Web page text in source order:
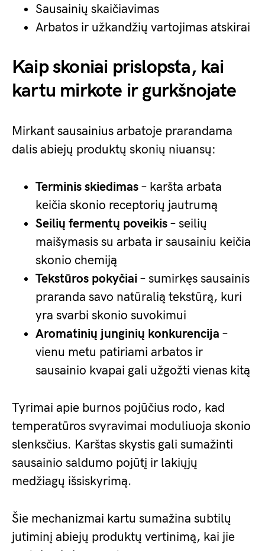
Sausainių skaičiavimas
Arbatos ir užkandžių vartojimas atskirai
Kaip skoniai prislopsta, kai
kartu mirkote ir gurkšnojate
Mirkant sausainius arbatoje prarandama
dalis abiejų produktų skonių niuansų:
Terminis skiedimas – karšta arbata
keičia skonio receptorių jautrumą
Seilių fermentų poveikis – seilių
maišymasis su arbata ir sausainiu keičia
skonio chemiją
Tekstūros pokyčiai – sumirkęs sausainis
praranda savo natūralią tekstūrą, kuri
yra svarbi skonio suvokimui
Aromatinių junginių konkurencija –
vienu metu patiriami arbatos ir
sausainio kvapai gali užgožti vienas kitą
Tyrimai apie burnos pojūčius rodo, kad
temperatūros svyravimai moduliuoja skonio
slenksčius. Karštas skystis gali sumažinti
sausainio saldumo pojūtį ir lakiųjų
medžiagų išsiskyrimą.
Šie mechanizmai kartu sumažina subtilų
jutiminį abiejų produktų vertinimą, kai jie